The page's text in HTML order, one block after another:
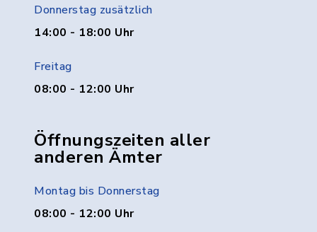
Donnerstag zusätzlich
14:00 - 18:00 Uhr
Freitag
08:00 - 12:00 Uhr
Öffnungszeiten aller
anderen Ämter
Montag bis Donnerstag
08:00 - 12:00 Uhr